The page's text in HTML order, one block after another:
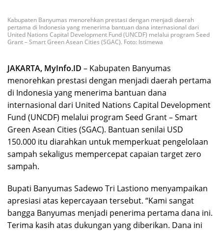
Kabupaten Banyumas menorehkan prestasi dengan menjadi daerah
pertama di Indonesia yang menerima bantuan dana internasional dari
United Nations Capital Development Fund (UNCDF) melalui program Seed
Grant – Smart Green Asean Cities (SGAC). Foto: Istimewa
JAKARTA, MyInfo.ID – Kabupaten Banyumas
menorehkan prestasi dengan menjadi daerah pertama
di Indonesia yang menerima bantuan dana
internasional dari United Nations Capital Development
Fund (UNCDF) melalui program Seed Grant – Smart
Green Asean Cities (SGAC). Bantuan senilai USD
150.000 itu diarahkan untuk memperkuat pengelolaan
sampah sekaligus mempercepat capaian target zero
sampah.
Bupati Banyumas Sadewo Tri Lastiono menyampaikan
apresiasi atas kepercayaan tersebut. “Kami sangat
bangga Banyumas menjadi penerima pertama dana ini.
Terima kasih atas dukungan yang diberikan. Dana ini